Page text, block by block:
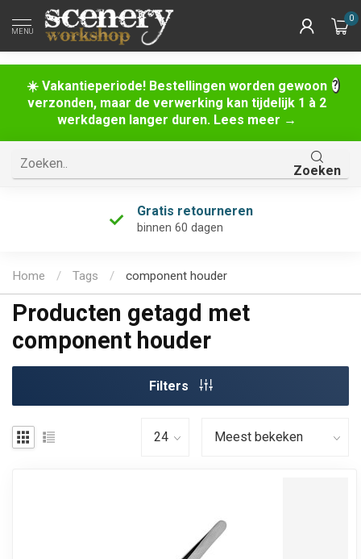
☀️ Vakantieperiode! Bestellingen worden gewoon
verzonden, maar de verwerking kan tijdelijk 1 à 2
werkdagen langer duren. Lees meer →
MENU
0
Zoeken
Gratis retourneren
binnen 60 dagen
Home / Tags / component houder
Producten getagd met
component houder
Filters